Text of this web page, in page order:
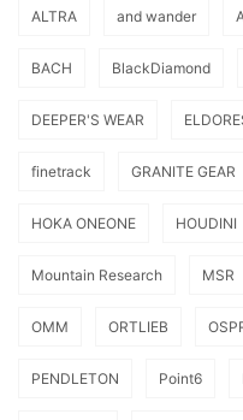
ALTRA and wander
BACH BlackDiamond
DEEPER'S WEAR
finetrack GRANITE GEAR
HOKA ONEONE HOUDINI
Mountain Research MSR
OMM ORTLIEB
PENDLETON Point6